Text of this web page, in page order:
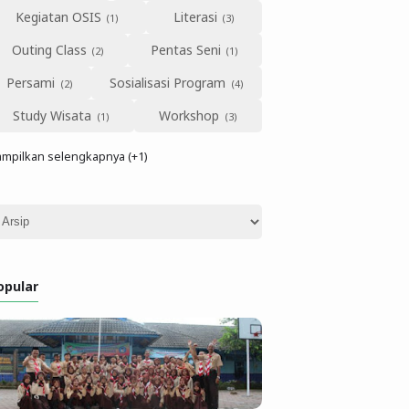
Kegiatan OSIS
Literasi
Outing Class
Pentas Seni
Persami
Sosialisasi Program
Study Wisata
Workshop
selengkapnya (+1)